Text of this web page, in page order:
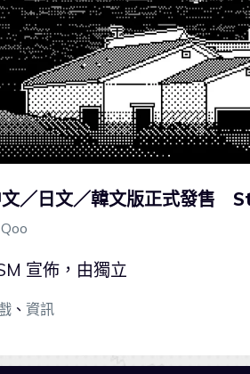
文／日文／韓文版正式發售
宣佈，由獨立
、 資訊